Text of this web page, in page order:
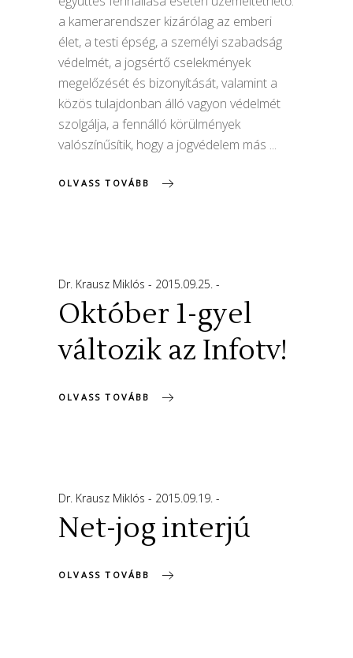
a kamerarendszer kizárólag az emberi
élet, a testi épség, a személyi szabadság
védelmét, a jogsértő cselekmények
megelőzését és bizonyítását, valamint a
közös tulajdonban álló vagyon védelmét
szolgálja, a fennálló körülmények
valószínűsítik, hogy a jogvédelem más
OLVASS TOVÁBB
Dr. Krausz Miklós 2015.09.25.
Október 1-gyel
változik az Infotv!
OLVASS TOVÁBB
Dr. Krausz Miklós 2015.09.19.
Net-jog interjú
OLVASS TOVÁBB